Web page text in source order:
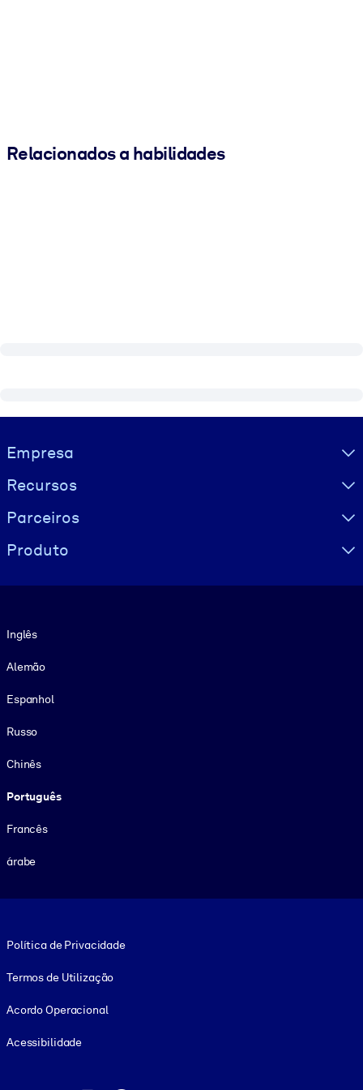
Relacionados a habilidades
Visually hidden Text
Empresa
Recursos
Parceiros
Produto
Inglês
Alemão
Espanhol
Russo
Chinês
Português
Francês
árabe
Política de Privacidade
Termos de Utilização
Acordo Operacional
Acessibilidade